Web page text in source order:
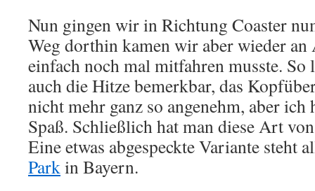
Nun gingen wir in Richtung Coaster
Weg dorthin kamen wir aber wieder
einfach noch mal mitfahren musste. So
auch die Hitze bemerkbar, das
nicht mehr ganz so angenehm, aber
Spaß. Schließlich hat man diese Art
Eine etwas abgespeckte Variante steht
Parkin Bayern.